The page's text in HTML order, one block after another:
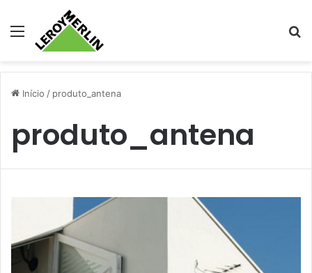
Menu
Início / produto_antena
produto_antena